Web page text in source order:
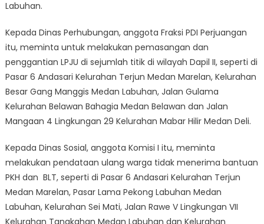
Labuhan.
Kepada Dinas Perhubungan, anggota Fraksi PDI Perjuangan
itu, meminta untuk melakukan pemasangan dan
penggantian LPJU di sejumlah titik di wilayah Dapil II, seperti di
Pasar 6 Andasari Kelurahan Terjun Medan Marelan, Kelurahan
Besar Gang Manggis Medan Labuhan, Jalan Gulama
Kelurahan Belawan Bahagia Medan Belawan dan Jalan
Mangaan 4 Lingkungan 29 Kelurahan Mabar Hilir Medan Deli.
Kepada Dinas Sosial, anggota Komisi I itu, meminta
melakukan pendataan ulang warga tidak menerima bantuan
PKH dan BLT, seperti di Pasar 6 Andasari Kelurahan Terjun
Medan Marelan, Pasar Lama Pekong Labuhan Medan
Labuhan, Kelurahan Sei Mati, Jalan Rawe V Lingkungan VII
Kelurahan Tangkahan Medan Labuhan dan Kelurahan